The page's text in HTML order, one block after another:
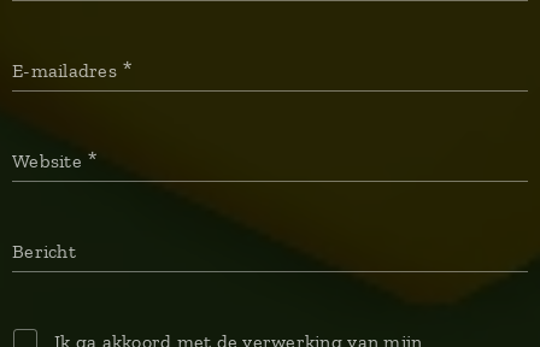
E-mailadres
Website
Bericht
Ik ga akkoord met de verwerking van mijn